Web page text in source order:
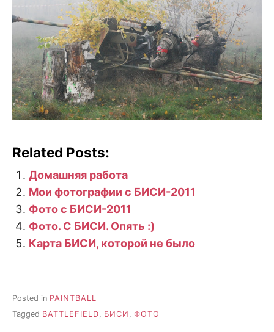
Related Posts:
Домашняя работа
Мои фотографии с БИСИ-2011
Фото с БИСИ-2011
Фото. С БИСИ. Опять :)
Карта БИСИ, которой не было
Posted in PAINTBALL
Tagged BATTLEFIELD БИСИ ФОТО